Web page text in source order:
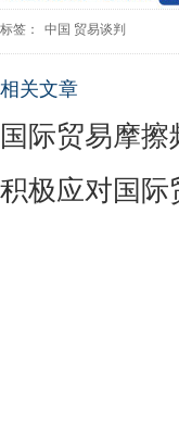
标签： 中国 贸易谈判
相关文章
国际贸易摩
积极应对国际